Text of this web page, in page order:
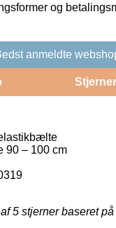
og
anmeldte
Stjerner
90 – 100 cm
5 stjerner baseret på